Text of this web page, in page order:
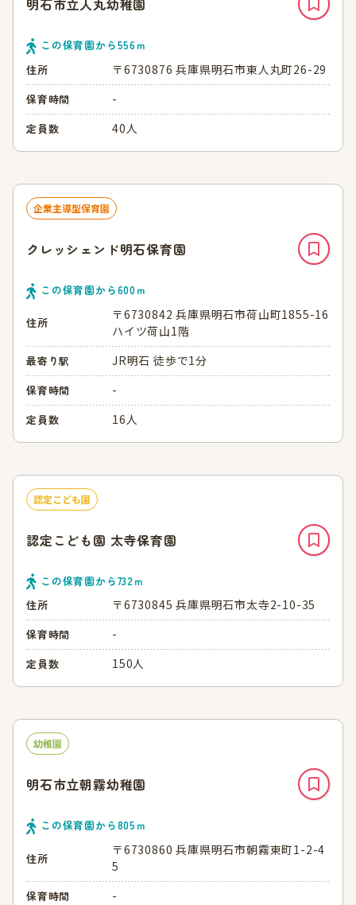
この保育園から556ｍ
住所
〒6730876 兵庫県明石市東人丸町26-29
保育時間 -
定員数 40人
企業主導型保育園
クレッシェンド明石保育園
この保育園から600ｍ
住所
〒6730842 兵庫県明石市荷山町1855-16
ハイツ荷山1階
最寄り駅 JR明石 徒歩で1分
保育時間 -
定員数 16人
認定こども園
認定こども園 太寺保育園
この保育園から732ｍ
住所
〒6730845 兵庫県明石市太寺2-10-35
保育時間 -
定員数 150人
幼稚園
明石市立朝霧幼稚園
この保育園から805ｍ
住所
〒6730860 兵庫県明石市朝霧東町1-2-4
5
保育時間 -